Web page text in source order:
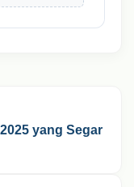
yang Segar